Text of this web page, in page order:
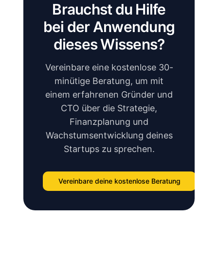
Brauchst du Hilfe
bei der Anwendung
dieses Wissens?
Vereinbare eine kostenlose 30-
minütige Beratung, um mit
einem erfahrenen Gründer und
CTO über die Strategie,
Finanzplanung und
Wachstumsentwicklung deines
Startups zu sprechen.
Vereinbare deine kostenlose Beratung